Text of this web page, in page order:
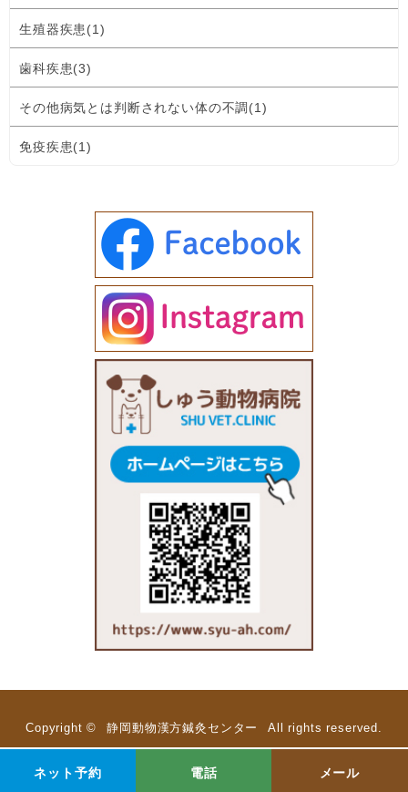
ネット予約 電話 メール
生殖器疾患(1)
歯科疾患(3)
その他病気とは判断されない体の不調(1)
免疫疾患(1)
Copyright © 静岡動物漢方鍼灸センター All rights reserved.